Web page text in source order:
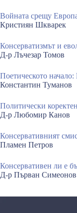
Войната срещу
Кристиян Шкварек
Консерватизмът и
Д-р Лъчезар Томов
Поетическото начало:
Константин Туманов
Политически
Д-р Любомир Канов
Консервативният
Пламен Петров
Консервативен ли е
Д-р Първан Симеонов